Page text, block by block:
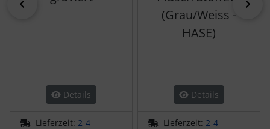
zurück
Details
Lieferzeit: 2-4
(Grau/Weiss -
HASE)
Details
Lieferzeit: 2-4